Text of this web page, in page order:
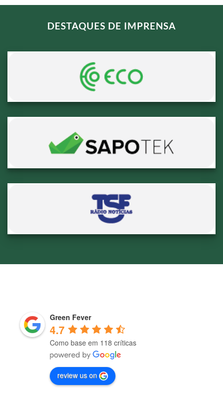
DESTAQUES DE IMPRENSA
Green Fever
4.7
Como base em 118 críticas
review us on